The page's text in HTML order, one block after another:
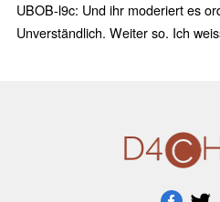
UBOB-l9c: Und ihr moderiert es
Unverständlich. Weiter so. Ich